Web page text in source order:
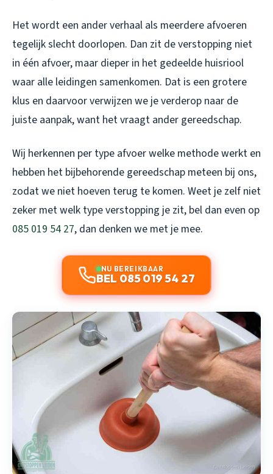
Het wordt een ander verhaal als meerdere afvoeren
tegelijk slecht doorlopen. Dan zit de verstopping niet
in één afvoer, maar dieper in het gedeelde huisriool
waar alle leidingen samenkomen. Dat is een grotere
klus en daarvoor verwijzen we je verderop naar de
juiste aanpak, want het vraagt ander gereedschap.
Wij herkennen per type afvoer welke methode werkt en
hebben het bijbehorende gereedschap meteen bij ons,
zodat we niet hoeven terug te komen. Weet je zelf niet
zeker met welk type verstopping je zit, bel dan even op
085 019 54 27, dan denken we met je mee.
NU BEREIKBAAR
BEL 085 019 54 27